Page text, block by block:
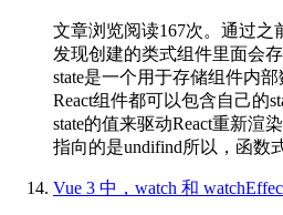
文章浏览阅读167次。通过之
发现创建的类式组件里面会存
state是一个用于存储组件内
React组件都可以包含自己的
state的值来驱动React重新渲
指向的是undifind所以，函数
Vue 3 中，watch 和